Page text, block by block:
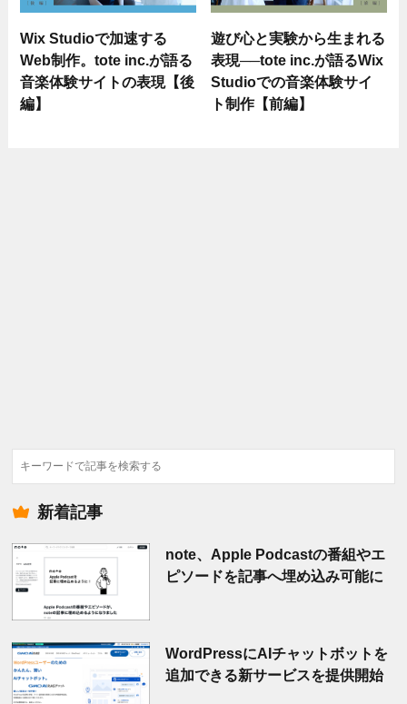
Wix Studioで加速する
Web制作。tote inc.が語る
音楽体験サイトの表現【後
編】
遊び心と実験から生まれる
表現──tote inc.が語るWix
Studioでの音楽体験サイ
ト制作【前編】
検
索
新着記事
note、Apple Podcastの番組やエ
ピソードを記事へ埋め込み可能に
WordPressにAIチャットボットを
追加できる新サービスを提供開始